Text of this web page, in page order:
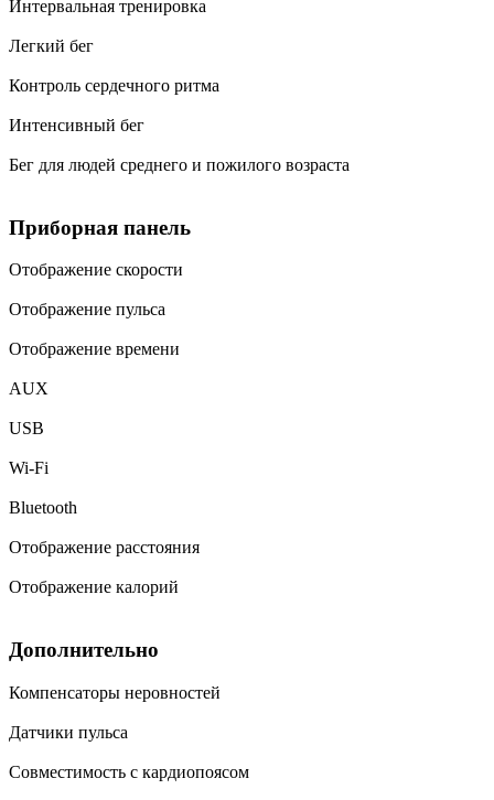
Интервальная тренировка
Легкий бег
Контроль сердечного ритма
Интенсивный бег
Бег для людей среднего и пожилого возраста
Приборная панель
Отображение скорости
Отображение пульса
Отображение времени
AUX
USB
Wi-Fi
Bluetooth
Отображение расстояния
Отображение калорий
Дополнительно
Компенсаторы неровностей
Датчики пульса
Совместимость с кардиопоясом